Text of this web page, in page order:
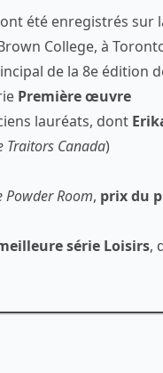
été enregistrés sur
College, à
de la 8e édition
Première œuvre
lauréats, dont
Traitors Canada)
Powder Room, prix du
série Loisirs,